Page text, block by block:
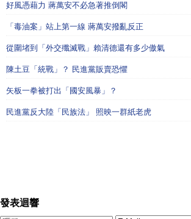
好風憑藉力 蔣萬安不必急著推倒閣
「毒油案」站上第一線 蔣萬安撥亂反正
從圍堵到「外交殲滅戰」賴清德還有多少傲氣
陳土豆「統戰」？ 民進黨販賣恐懼
矢板一拳被打出「國安風暴」？
民進黨反大陸「民族法」 照映一群紙老虎
發表迴響